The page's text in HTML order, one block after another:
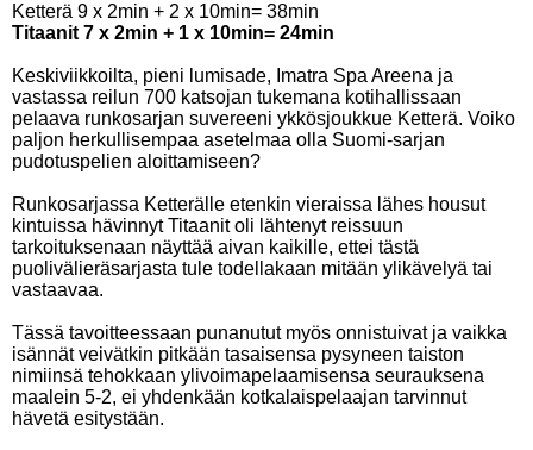
Ketterä 9 x 2min + 2 x 10min= 38min
Titaanit 7 x 2min + 1 x 10min= 24min
Keskiviikkoilta, pieni lumisade, Imatra Spa Areena ja
vastassa reilun 700 katsojan tukemana kotihallissaan
pelaava runkosarjan suvereeni ykkösjoukkue Ketterä. Voiko
paljon herkullisempaa asetelmaa olla Suomi-sarjan
pudotuspelien aloittamiseen?
Runkosarjassa Ketterälle etenkin vieraissa lähes housut
kintuissa hävinnyt Titaanit oli lähtenyt reissuun
tarkoituksenaan näyttää aivan kaikille, ettei tästä
puolivälieräsarjasta tule todellakaan mitään ylikävelyä tai
vastaavaa.
Tässä tavoitteessaan punanutut myös onnistuivat ja vaikka
isännät veivätkin pitkään tasaisensa pysyneen taiston
nimiinsä tehokkaan ylivoimapelaamisensa seurauksena
maalein 5-2, ei yhdenkään kotkalaispelaajan tarvinnut
hävetä esitystään.